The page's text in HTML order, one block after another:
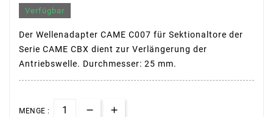
Verfügbar
Der Wellenadapter CAME C007 für Sektionaltore der
Serie CAME CBX dient zur Verlängerung der
Antriebswelle. Durchmesser: 25 mm.
MENGE :